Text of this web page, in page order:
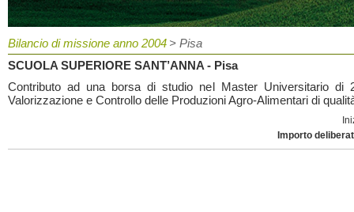
Bilancio di missione anno 2004 > Pisa
SCUOLA SUPERIORE SANT’ANNA - Pisa
Contributo ad una borsa di studio nel Master Universitario di
Valorizzazione e Controllo delle Produzioni Agro-Alimentari di
Importo